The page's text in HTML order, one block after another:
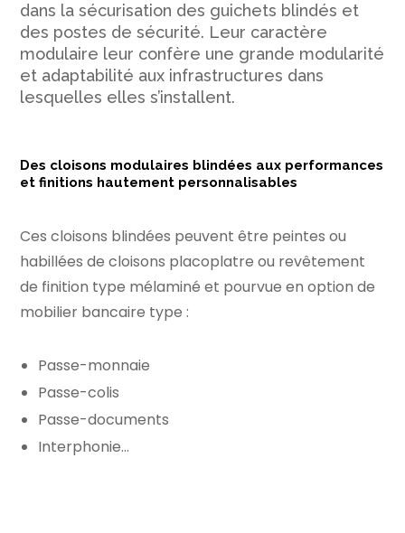
dans la sécurisation des guichets blindés et
des postes de sécurité. Leur caractère
modulaire leur confère une grande modularité
et adaptabilité aux infrastructures dans
lesquelles elles s’installent.
Des cloisons modulaires blindées aux performances
et finitions hautement personnalisables
Ces cloisons blindées peuvent être peintes ou
habillées de cloisons placoplatre ou revêtement
de finition type mélaminé et pourvue en option de
mobilier bancaire type :
Passe-monnaie
Passe-colis
Passe-documents
Interphonie…